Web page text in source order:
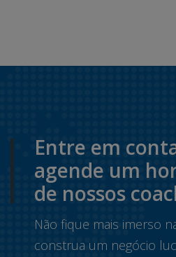
Entre em
agende um
de nossos
Não fique mais imerso
construa um negócio